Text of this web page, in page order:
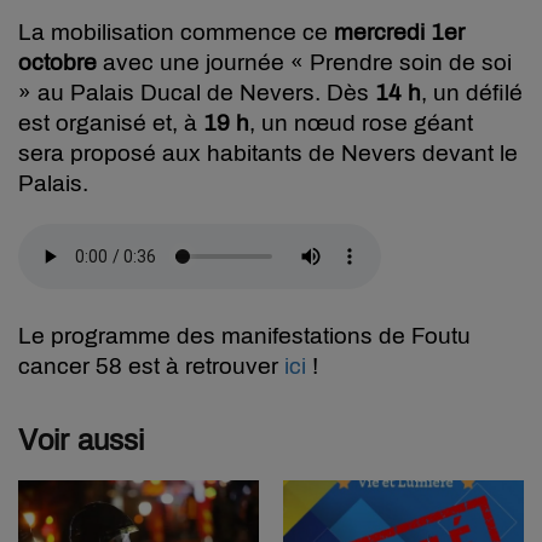
La mobilisation commence ce mercredi 1er
octobre avec une journée « Prendre soin de soi
» au Palais Ducal de Nevers. Dès 14 h, un défilé
est organisé et, à 19 h, un nœud rose géant
sera proposé aux habitants de Nevers devant le
Palais.
Le programme des manifestations de Foutu
cancer 58 est à retrouver ici !
Voir aussi